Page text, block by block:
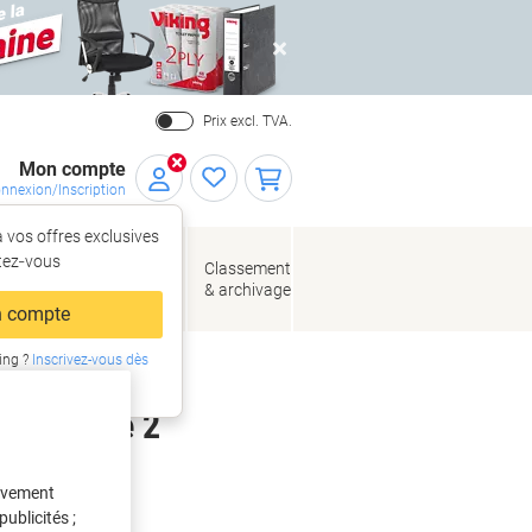
Close
Prix excl. TVA.
Mon compte
Inscription
vos offres exclusives
compte
?Inscrivez-vous dès
de bureau
Classement
& archivage
de 2
;